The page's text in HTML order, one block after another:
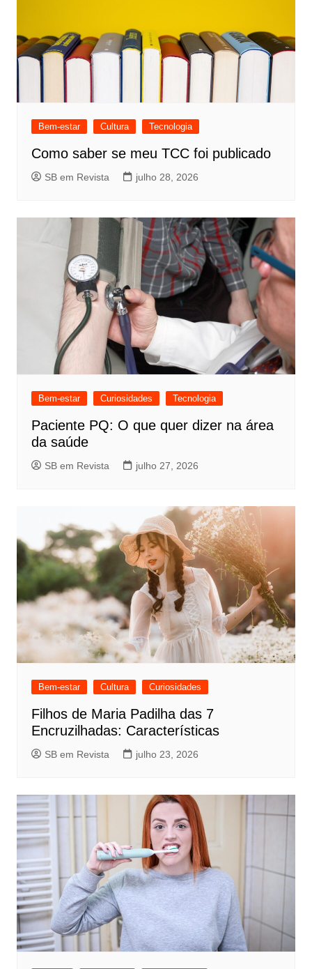
Bem-estar Cultura Tecnologia
Como saber se meu TCC foi publicado
SB em Revista julho 28, 2026
Bem-estar Curiosidades Tecnologia
Paciente PQ: O que quer dizer na área
da saúde
SB em Revista julho 27, 2026
Bem-estar Cultura Curiosidades
Filhos de Maria Padilha das 7
Encruzilhadas: Características
SB em Revista julho 23, 2026